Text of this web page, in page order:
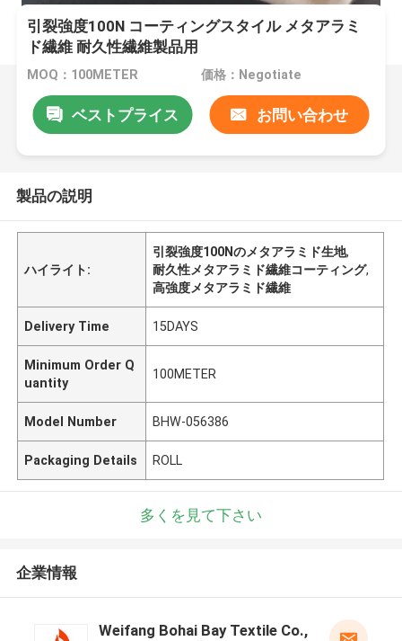
引裂強度100N コーティングスタイル メタアラミ
ド繊維 耐久性繊維製品用
MOQ：100METER 価格：Negotiate
ベストプライス お問い合わせ
製品の説明
ハイライト:
引裂強度100Nのメタアラミド生地,
耐久性メタアラミド繊維コーティング,
高強度メタアラミド繊維
Delivery Time 15DAYS
Minimum Order Q
uantity
100METER
Model Number BHW-056386
Packaging Details ROLL
多くを見て下さい
企業情報
Weifang Bohai Bay Textile Co.,